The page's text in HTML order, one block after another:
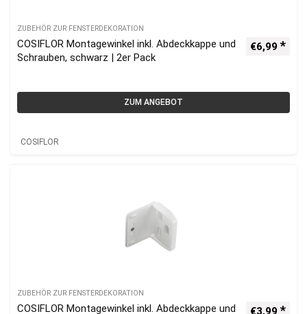
ZUBEHÖR ZUR FENSTERDEKORATION
COSIFLOR Montagewinkel inkl. Abdeckkappe und
Schrauben, schwarz | 2er Pack
€6,99
ZUM ANGEBOT
COSIFLOR
ZUBEHÖR ZUR FENSTERDEKORATION
COSIFLOR Montagewinkel inkl. Abdeckkappe und €3,99